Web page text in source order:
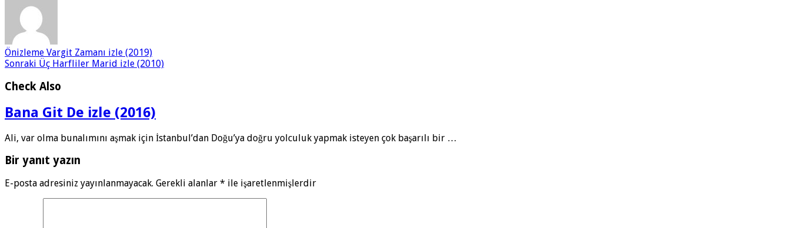
Önizleme Vargit Zamanı izle (2019)
Sonraki Üç Harfliler Marid izle (2010)
Check Also
Bana Git De izle (2016)
Ali, var olma bunalımını aşmak için İstanbul’dan Doğu’ya doğru yolculuk yapmak isteyen çok başarılı bir …
Bir yanıt yazın
E-posta adresiniz yayınlanmayacak. Gerekli alanlar * ile işaretlenmişlerdir